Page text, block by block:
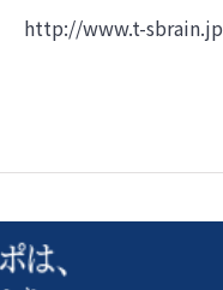
http://www.t-sbrain.jp